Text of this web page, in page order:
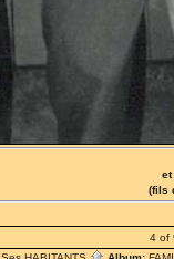
et
(fils
4 of